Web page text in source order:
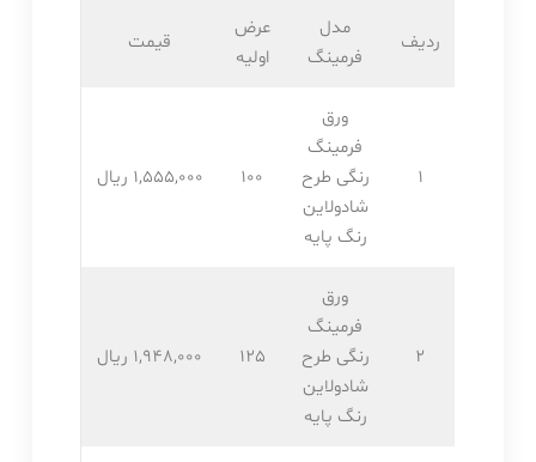
ردیف
مدل
فرمینگ
عرض
اولیه
قیمت
1
ورق
فرمینگ
رنگی طرح
شادولاین
رنگ پایه
100 1,555,۰۰۰ ریال
2
ورق
فرمینگ
رنگی طرح
شادولاین
رنگ پایه
125 1,948,۰۰۰ ریال